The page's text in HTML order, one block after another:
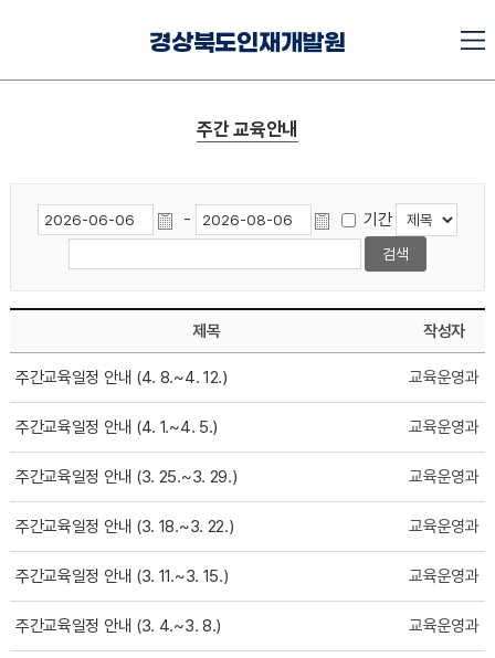
경상북도인재개발원
주간 교육안내
- 기간
제목 작성자
주간교육일정 안내 (4. 8.~4. 12.) 교육운영과
주간교육일정 안내 (4. 1.~4. 5.) 교육운영과
주간교육일정 안내 (3. 25.~3. 29.) 교육운영과
주간교육일정 안내 (3. 18.~3. 22.) 교육운영과
주간교육일정 안내 (3. 11.~3. 15.) 교육운영과
주간교육일정 안내 (3. 4.~3. 8.) 교육운영과